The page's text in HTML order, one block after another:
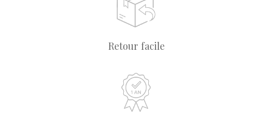
Retour facile